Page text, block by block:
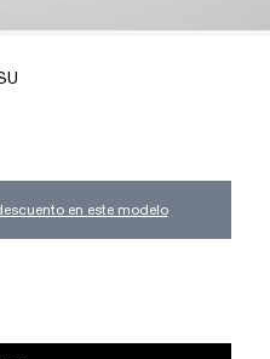
en este modelo